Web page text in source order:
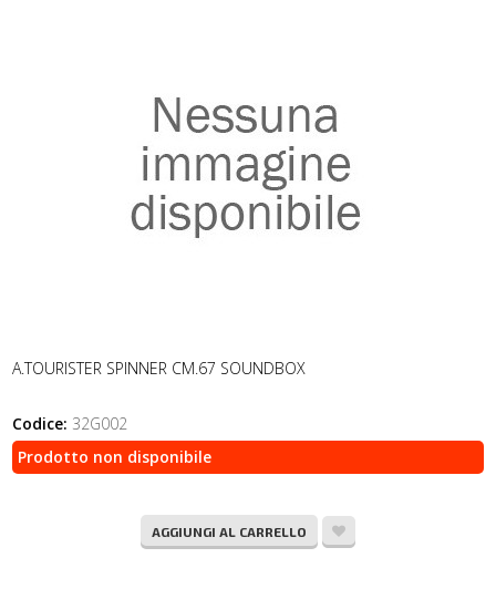
A.TOURISTER SPINNER CM.67 SOUNDBOX
Codice: 32G002
Prodotto non disponibile
AGGIUNGI AL CARRELLO